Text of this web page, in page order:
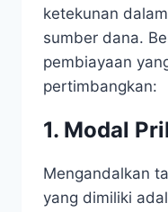
ketekunan
sumber dana.
pembiayaan
pertimbangkan:
1. Modal
Mengandalkan
yang dimiliki